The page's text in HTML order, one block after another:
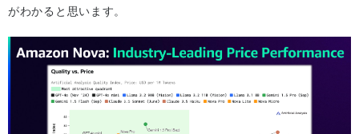
がわかると思います。